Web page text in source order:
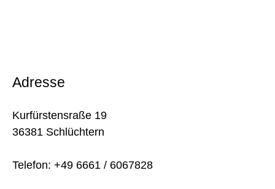
Adresse
Kurfürstensraße 19
36381 Schlüchtern
Telefon: +49 6661 / 6067828